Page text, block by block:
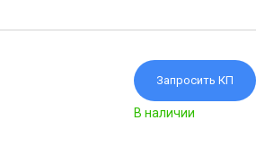
Запросить КП
В наличии